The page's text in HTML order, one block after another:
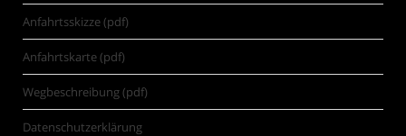
Anfahrtsskizze (pdf)
Anfahrtskarte (pdf)
Wegbeschreibung (pdf)
Datenschutzerklärung